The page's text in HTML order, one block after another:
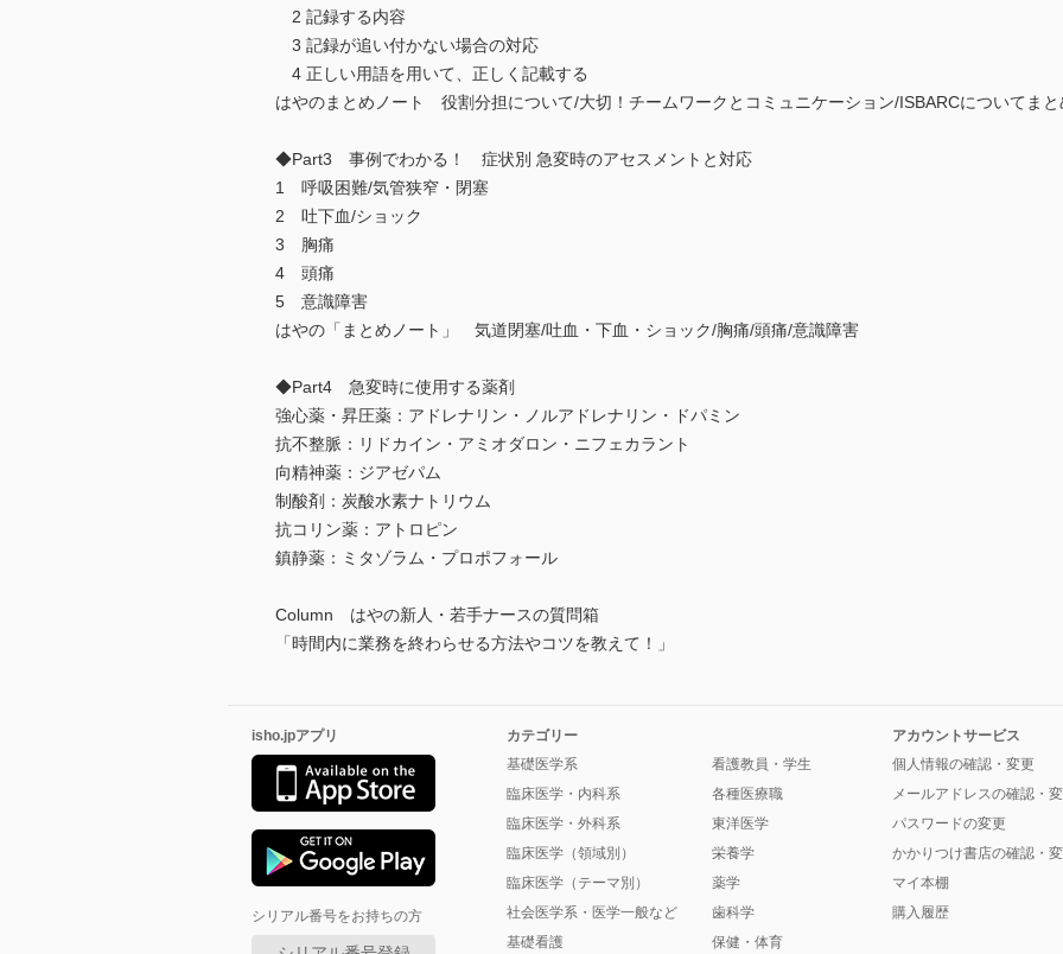
2 記録する内容
3 記録が追い付かない場合の対応
4 正しい用語を用いて、正しく記載する
はやのまとめノート 役割分担について/大切！チームワークとコミュニケーション/ISBARCについてまと
◆Part3 事例でわかる！ 症状別 急変時のアセスメントと対応
1 呼吸困難/気管狭窄・閉塞
2 吐下血/ショック
3 胸痛
4 頭痛
5 意識障害
はやの「まとめノート」 気道閉塞/吐血・下血・ショック/胸痛/頭痛/意識障害
◆Part4 急変時に使用する薬剤
強心薬・昇圧薬：アドレナリン・ノルアドレナリン・ドパミン
抗不整脈：リドカイン・アミオダロン・ニフェカラント
向精神薬：ジアゼパム
制酸剤：炭酸水素ナトリウム
抗コリン薬：アトロピン
鎮静薬：ミタゾラム・プロポフォール
Column はやの新人・若手ナースの質問箱
「時間内に業務を終わらせる方法やコツを教えて！」
isho.jpアプリ
シリアル番号をお持ちの方
カテゴリー
基礎医学系
臨床医学・内科系
臨床医学・外科系
臨床医学（領域別）
臨床医学（テーマ別）
社会医学系・医学一般など
基礎看護
看護教員・学生
各種医療職
東洋医学
栄養学
薬学
歯科学
保健・体育
アカウントサービス
個人情報の確認・変更
メールアドレスの確認・
パスワードの変更
かかりつけ書店の確認・
マイ本棚
購入履歴